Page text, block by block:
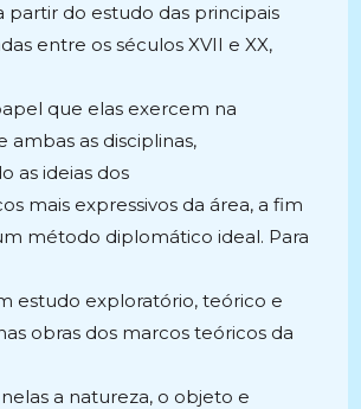
partir do estudo das principais
entre os séculos XVII e XX,
que elas exercem na
ambas as disciplinas,
as ideias dos
mais expressivos da área, a fim
método diplomático ideal. Para
estudo exploratório, teórico e
obras dos marcos teóricos da
a natureza, o objeto e